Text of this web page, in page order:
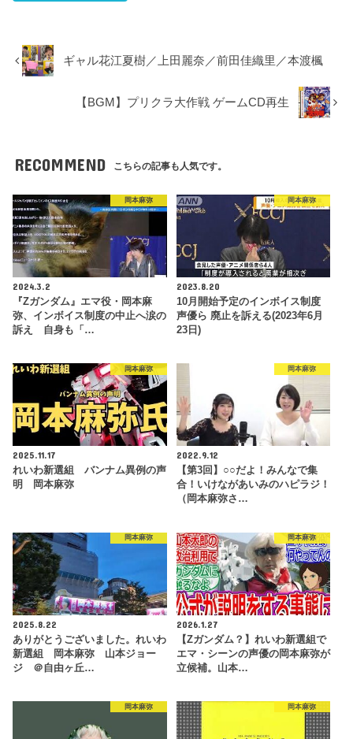
ギャル花江夏樹／上田麗奈／前田佳織里／本渡楓
【BGM】プリクラ大作戦 ゲームCD再生
RECOMMEND こちらの記事も人気です。
岡本麻弥
2024.3.2
『Zガンダム』エマ役・岡本麻
弥、インボイス制度の中止へ涙の
訴え 自身も「…
岡本麻弥
2023.8.20
10月開始予定のインボイス制度
声優ら 廃止を訴える(2023年6月
23日)
岡本麻弥
2025.11.17
れいわ新選組 バンナム異例の声
明 岡本麻弥
岡本麻弥
2022.9.12
【第3回】○○だよ！みんなで集
合！いけながあいみのハピラジ！
（岡本麻弥さ…
岡本麻弥
2025.8.22
ありがとうございました。れいわ
新選組 岡本麻弥 山本ジョー
ジ ＠自由ヶ丘…
岡本麻弥
2026.1.27
【Zガンダム？】れいわ新選組で
エマ・シーンの声優の岡本麻弥が
立候補。山本…
岡本麻弥 岡本麻弥